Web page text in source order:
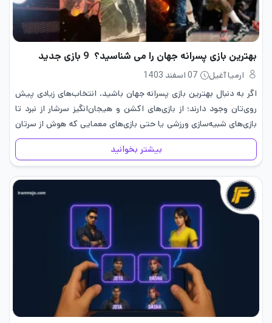
بهترین بازی پسرانه جهان را می شناسید؟ 9 بازی جدید
ارمیا آغیل
07 اسفند 1403
اگر به دنبال بهترین بازی پسرانه جهان باشید، انتخاب‌های زیادی پیش
روی‌تان وجود دارند؛ از بازی‌های اکشن و هیجان‌انگیز سرشار از نبرد تا
بازی‌های شبیه‌سازی ورزشی یا حتی بازی‌های معمایی که هوش از سرتان
می‌پرانند. بازی های جدید پسرانه زیادی…
بیشتر بخوانید